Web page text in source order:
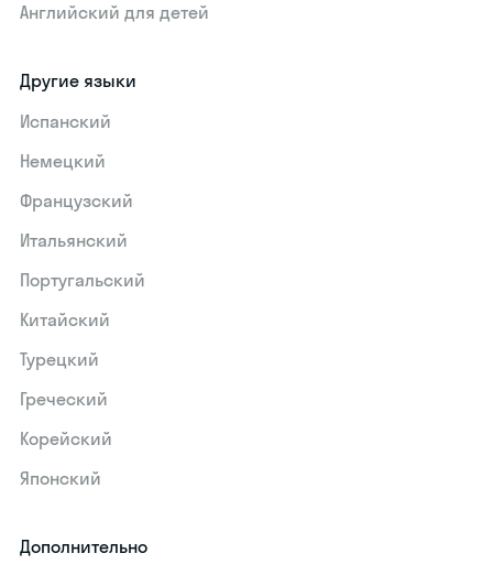
Английский для детей
Другие языки
Испанский
Немецкий
Французский
Итальянский
Португальский
Китайский
Турецкий
Греческий
Корейский
Японский
Дополнительно